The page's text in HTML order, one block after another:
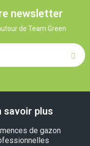
newsletter
de Team Green
savoir plus
de gazon